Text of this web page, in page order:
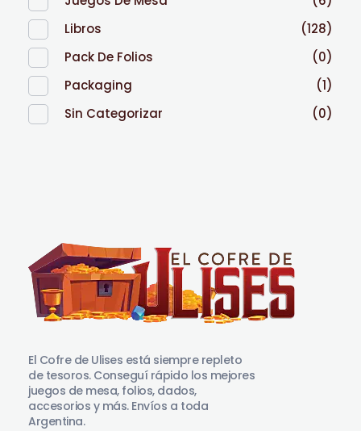
Libros
(128)
Pack De Folios
(0)
Packaging
(1)
Sin Categorizar
(0)
El Cofre de Ulises está siempre repleto
de tesoros. Conseguí rápido los mejores
juegos de mesa, folios, dados,
accesorios y más. Envíos a toda
Argentina.